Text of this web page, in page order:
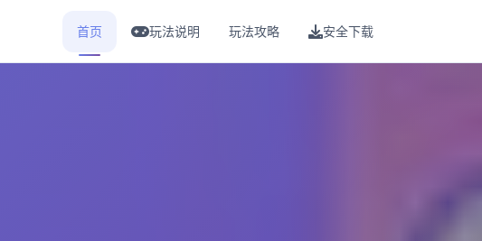
首页 玩法说明 玩法攻略 安全下载